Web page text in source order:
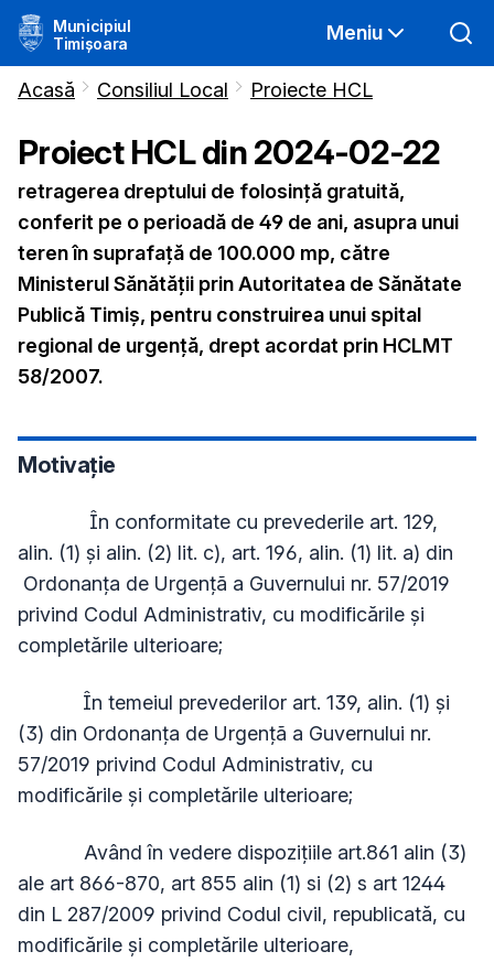
Municipiul
Timișoara
Meniu
Acasă Consiliul Local Proiecte HCL
Proiect HCL din2024-02-22
retragerea dreptului de folosință gratuită,
conferit pe o perioadă de 49 de ani, asupra unui
teren în suprafață de 100.000 mp, către
Ministerul Sănătății prin Autoritatea de Sănătate
Publică Timiș, pentru construirea unui spital
regional de urgență, drept acordat prin HCLMT
58/2007.
Motivație
În conformitate cu prevederile art. 129,
alin. (1) și alin. (2) lit. c), art. 196, alin. (1) lit. a) din
Ordonanța de Urgențã a Guvernului nr. 57/2019
privind Codul Administrativ, cu modificările și
completările ulterioare;
În temeiul prevederilor art. 139, alin. (1) și
(3) din Ordonanța de Urgențã a Guvernului nr.
57/2019 privind Codul Administrativ, cu
modificările și completările ulterioare;
Având în vedere dispozițiile art.861 alin (3)
ale art 866-870, art 855 alin (1) si (2) s art 1244
din L 287/2009 privind Codul civil, republicată, cu
modificările și completările ulterioare,